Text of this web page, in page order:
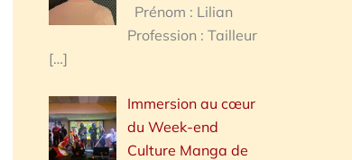
Prénom : Lilian
Profession : Tailleur
[…]
Immersion au cœur
du Week-end
Culture Manga de